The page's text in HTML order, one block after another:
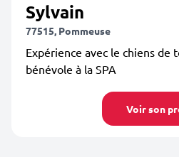
Sylvain
77515, Pommeuse
Expérience avec le chiens de
bénévole à la SPA
Voir son